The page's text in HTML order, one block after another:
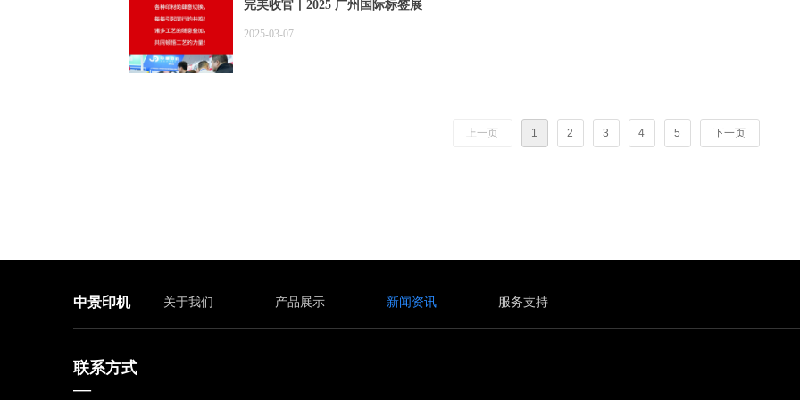
完美收官丨2025 广州国际标签展
2025-03-07
上一页 1 2 3 4 5 下一页
中景印机 关于我们 产品展示 新闻资讯 服务支持
联系方式
—